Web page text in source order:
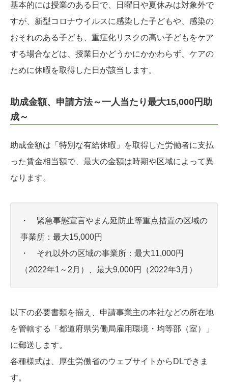
基本的には授業のある日で、日曜日や夏休みは対象外で
すが、新型コロナウイルスに感染した子どもや、感染の
おそれのある子ども、重症化リスクの高い子どもをケア
する場合などは、授業日かどうかにかかわらず、ケアの
ために休暇を取得した日が該当します。
助成金額、申請方法～一人当たり最大15,000円助
成～
助成金額は「特別な有給休暇」を取得した労働者に支払
った賃金相当額で、最大の金額は時期や区域によって異
なります。
・ 緊急事態宣言やまん延防止等重点措置の区域の
事業所：最大15,000円
・ それ以外の区域の事業所：最大11,000円
（2022年1～2月）、最大9,000円（2022年3月）
以下の必要書類を揃え、申請事業主の本社などの所在地
を管轄する「都道府県労働局雇用環境・均等部（室）」
に郵送します。
各種様式は、厚生労働省のウェブサイトからDLできま
す。